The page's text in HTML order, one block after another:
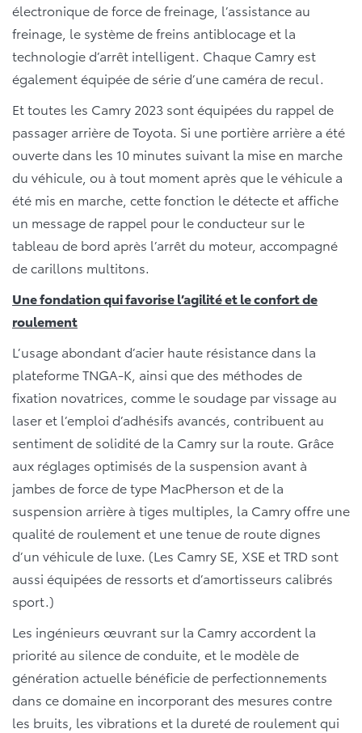
électronique de force de freinage, l’assistance au
freinage, le système de freins antiblocage et la
technologie d’arrêt intelligent. Chaque Camry est
également équipée de série d’une caméra de recul.
Et toutes les Camry 2023 sont équipées du rappel de
passager arrière de Toyota. Si une portière arrière a été
ouverte dans les 10 minutes suivant la mise en marche
du véhicule, ou à tout moment après que le véhicule a
été mis en marche, cette fonction le détecte et affiche
un message de rappel pour le conducteur sur le
tableau de bord après l’arrêt du moteur, accompagné
de carillons multitons.
Une fondation qui favorise l’agilité et le confort de
roulement
L’usage abondant d’acier haute résistance dans la
plateforme TNGA-K, ainsi que des méthodes de
fixation novatrices, comme le soudage par vissage au
laser et l’emploi d’adhésifs avancés, contribuent au
sentiment de solidité de la Camry sur la route. Grâce
aux réglages optimisés de la suspension avant à
jambes de force de type MacPherson et de la
suspension arrière à tiges multiples, la Camry offre une
qualité de roulement et une tenue de route dignes
d’un véhicule de luxe. (Les Camry SE, XSE et TRD sont
aussi équipées de ressorts et d’amortisseurs calibrés
sport.)
Les ingénieurs œuvrant sur la Camry accordent la
priorité au silence de conduite, et le modèle de
génération actuelle bénéficie de perfectionnements
dans ce domaine en incorporant des mesures contre
les bruits, les vibrations et la dureté de roulement qui